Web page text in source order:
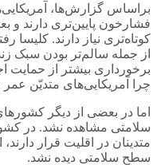
براساس گزارش‌ها،
فشارخون پایین‌تری دارند و
کوتاه‌تری نیاز دارند. کلیسا
از جمله سالم‌تر بودن سبک
برخورداری بیشتر از حمایت
چرا آمریکایی‌های متدیّن عمر
اما در بعضی از دیگر
سلامتی مشاهده نشد. در
متدینان در اقلیت قرار
سطح سلامتی دیده نشد.